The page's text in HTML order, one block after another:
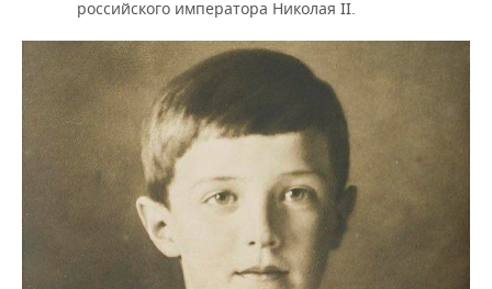
российского императора Николая II.